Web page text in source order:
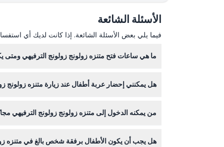
سياسة الإلغاء
الأسئلة الشائعة
فيما يلي بعض الأسئلة الشائعة. إذا كانت لديك أي
ما هي ساعات فتح متنزه زولونج زولونج الترفيهي
حتى 8:30 مساءً مع آخر دخول في الساعة 7:00 مساءً (قد تختلف الأوقات - يرجى التأكد عند الحجز).
هل يمكنني إحضار عربة أطفال عند زيارة متنزه زولونج
من يمكنه الدخول إلى متنزه زولونج زولونج الترفيهي
من جواز السفر.
هل يجب أن يكون الأطفال برفقة شخص بالغ في متنزه